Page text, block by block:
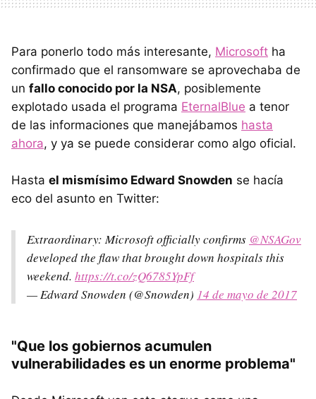
Para ponerlo todo más interesante, Microsoft ha
confirmado que el ransomware se aprovechaba de
un fallo conocido por la NSA, posiblemente
explotado usada el programa EternalBlue a tenor
de las informaciones que manejábamos hasta
ahora, y ya se puede considerar como algo oficial.
Hasta el mismísimo Edward Snowden se hacía
eco del asunto en Twitter:
Extraordinary: Microsoft officially confirms @NSAGov
developed the flaw that brought down hospitals this
weekend. https://t.co/zQ6785YpFf
— Edward Snowden (@Snowden) 14 de mayo de 2017
"Que los gobiernos acumulen
vulnerabilidades es un enorme problema"